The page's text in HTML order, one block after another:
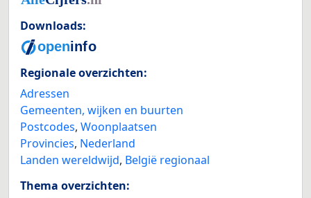
Downloads:
Regionale overzichten:
Adressen
Gemeenten, wijken en buurten
Postcodes, Woonplaatsen
Provincies, Nederland
Landen wereldwijd, België regionaal
Thema overzichten: